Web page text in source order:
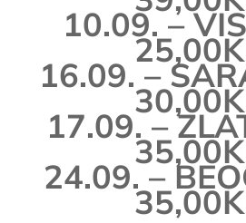
10.09. –
16.09. –
17.09. –
24.09. –